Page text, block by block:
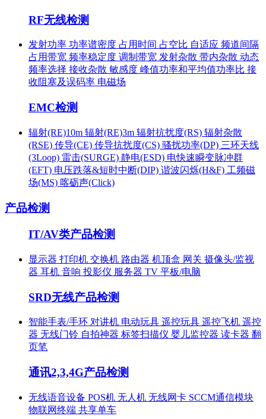
RF无线检测
发射功率 功率谱密度 占用时间 占空比 自适应 频道间隔
占用带宽 频率稳定度 调制带宽 发射杂散 带内杂散 动态
频率选择 接收杂散 敏感度 峰值功率和平均值功率比 接
收阻塞及误码率 电磁场
EMC检测
辐射(RE)10m 辐射(RE)3m 辐射抗扰度(RS) 辐射杂散
(RSE) 传导(CE) 传导抗扰度(CS) 骚扰功率(DP) 三环天线
(3Loop) 雷击(SURGE) 静电(ESD) 电快速瞬变脉冲群
(EFT) 电压跌落&短时中断(DIP) 谐波闪烁(H&F) 工频磁
场(MS) 喀砺声(Click)
产品检测
IT/AV类产品检测
显示器 打印机 交换机 路由器 机顶盒 网关 摄像头/监视
器 耳机 音响 投影仪 服务器 TV 平板/电脑
SRD无线产品检测
智能手表/手环 对讲机 电动玩具 遥控玩具 遥控飞机 遥控
器 无线门铃 自拍神器 标签扫描仪 婴儿监控器 读卡器 翻
页笔
通讯2,3,4G产品检测
无线语音设备 POS机 无人机 无线网卡 SCCM通信模块
物联网终端 共享单车